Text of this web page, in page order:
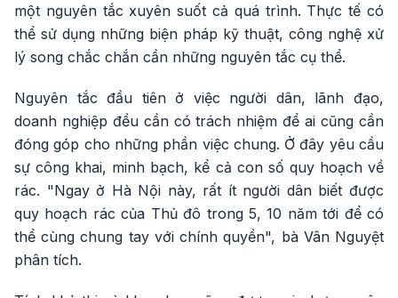
một nguyên tắc xuyên suốt cả quá trình. Thực tế có
thể sử dụng những biện pháp kỹ thuật, công nghệ xử
lý song chắc chắn cần những nguyên tắc cụ thể.
Nguyên tắc đầu tiên ở việc người dân, lãnh đạo,
doanh nghiệp đều cần có trách nhiệm để ai cũng cần
đóng góp cho những phần việc chung. Ở đây yêu cầu
sự công khai, minh bạch, kể cả con số quy hoạch về
rác. "Ngay ở Hà Nội này, rất ít người dân biết được
quy hoạch rác của Thủ đô trong 5, 10 năm tới để có
thể cùng chung tay với chính quyền", bà Vân Nguyệt
phân tích.